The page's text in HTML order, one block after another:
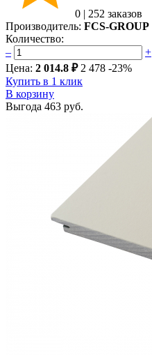
0 | 252 заказов
Производитель: FCS-GROUP
Количество:
–
+
Цена: 2 014.8 ₽ 2 478 -23%
Купить в 1 клик
В корзину
Выгода 463 руб.